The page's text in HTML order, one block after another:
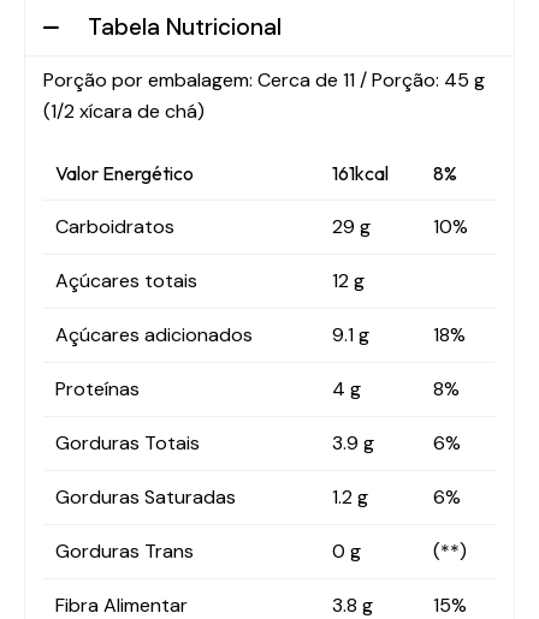
Tabela Nutricional
Porção por embalagem: Cerca de 11 / Porção: 45 g
(1/2 xícara de chá)
Valor Energético 161kcal 8%
Carboidratos 29 g 10%
Açúcares totais 12 g
Açúcares adicionados 9.1 g 18%
Proteínas 4 g 8%
Gorduras Totais 3.9 g 6%
Gorduras Saturadas 1.2 g 6%
Gorduras Trans 0 g (**)
Fibra Alimentar 3.8 g 15%